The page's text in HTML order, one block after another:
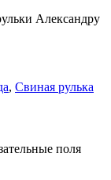
Александру
, Свиная рулька
поля